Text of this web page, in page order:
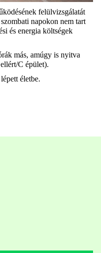
felülvizsgálatát
napokon nem tart
és energia költségek
más, amúgy is nyitva
C épület).
ett életbe.